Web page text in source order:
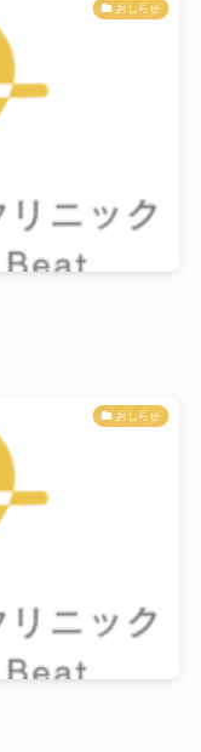
おしらせ
おしらせ